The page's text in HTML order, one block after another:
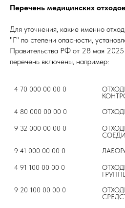
Перечень медицинских
Для уточнения, какие именно
"Г" по степени опасности,
Правительства РФ от 28 мая
перечень включены, например:
4 70 000 00 00 0
4 80 000 00 00 0
9 32 000 00 00 0
9 41 000 00 00 0
4 91 100 00 00 0
9 20 100 00 00 0